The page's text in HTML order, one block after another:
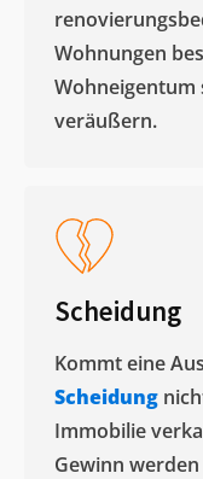
Wohnungen
Wohneigentum
veräußern. ​
Scheidung
Kommt eine
Scheidung
Immobilie
Gewinn